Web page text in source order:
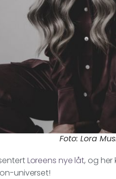
Foto: Lora
Loreens nye låt, og her
universet!